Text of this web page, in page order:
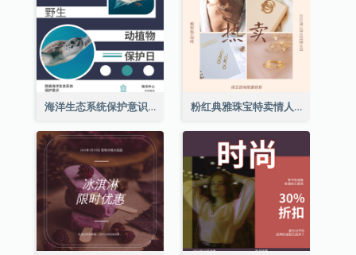
海洋生态系统保护意识Instagram帖子 粉红典雅珠宝特卖情人节Instagram帖子